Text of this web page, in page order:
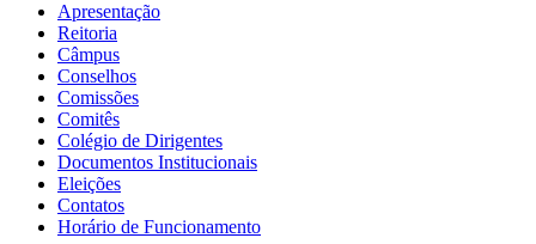
Apresentação
Reitoria
Câmpus
Conselhos
Comissões
Comitês
Colégio de Dirigentes
Documentos Institucionais
Eleições
Contatos
Horário de Funcionamento